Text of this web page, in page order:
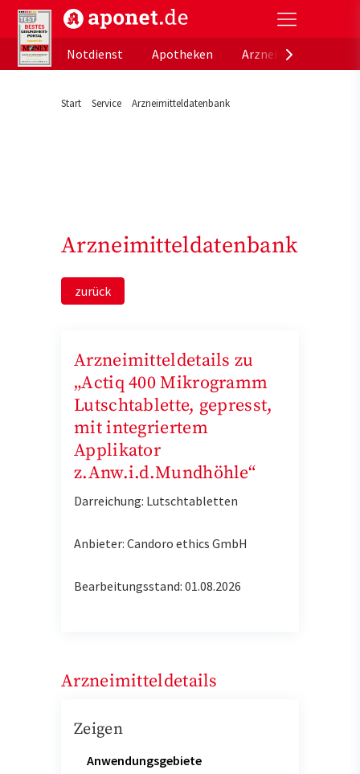
aponet.de - Das offizielle Gesundheitsportal der
Notdienst
Apotheken
Start Service Arzneimitteldatenbank
Arzneimitteldatenbank
zurück
Arzneimitteldetails zu
„Actiq 400 Mikrogramm
Lutschtablette, gepresst,
mit integriertem
Applikator
z.Anw.i.d.Mundhöhle“
Darreichung: Lutschtabletten
Anbieter: Candoro ethics GmbH
Bearbeitungsstand: 01.08.2026
Arzneimitteldetails
Zeigen
Anwendungsgebiete